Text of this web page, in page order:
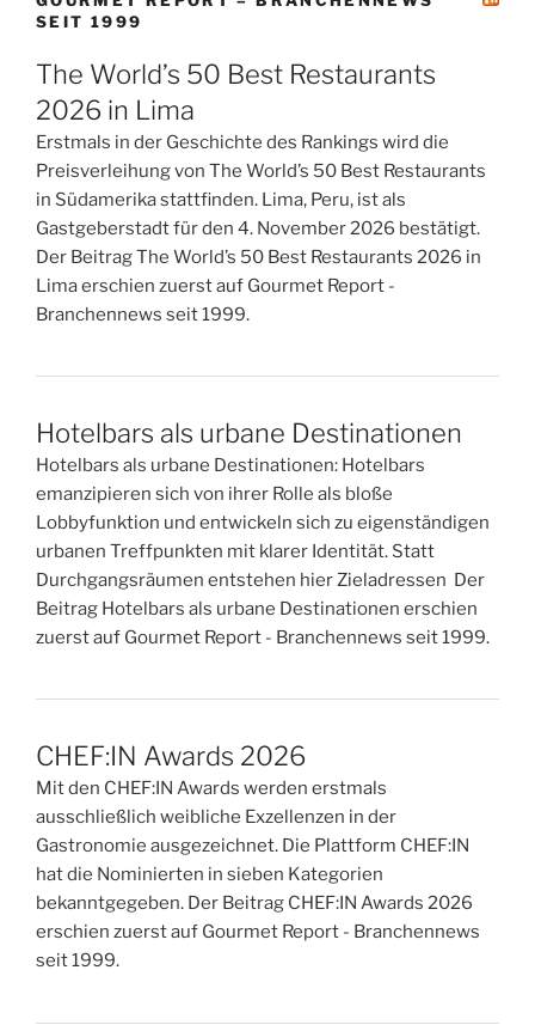
SEIT 1999
The World’s 50 Best Restaurants
2026 in Lima
Erstmals in der Geschichte des Rankings wird die
Preisverleihung von The World’s 50 Best Restaurants
in Südamerika stattfinden. Lima, Peru, ist als
Gastgeberstadt für den 4. November 2026 bestätigt.
Der Beitrag The World’s 50 Best Restaurants 2026 in
Lima erschien zuerst auf Gourmet Report -
Branchennews seit 1999.
Hotelbars als urbane Destinationen
Hotelbars als urbane Destinationen: Hotelbars
emanzipieren sich von ihrer Rolle als bloße
Lobbyfunktion und entwickeln sich zu eigenständigen
urbanen Treffpunkten mit klarer Identität. Statt
Durchgangsräumen entstehen hier Zieladressen Der
Beitrag Hotelbars als urbane Destinationen erschien
zuerst auf Gourmet Report - Branchennews seit 1999.
CHEF:IN Awards 2026
Mit den CHEF:IN Awards werden erstmals
ausschließlich weibliche Exzellenzen in der
Gastronomie ausgezeichnet. Die Plattform CHEF:IN
hat die Nominierten in sieben Kategorien
bekanntgegeben. Der Beitrag CHEF:IN Awards 2026
erschien zuerst auf Gourmet Report - Branchennews
seit 1999.